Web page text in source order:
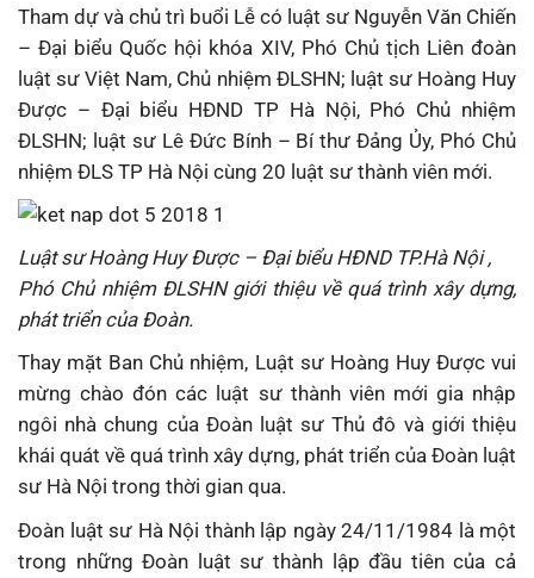
Tham dự và chủ trì buổi Lễ có luật sư Nguyễn Văn Chiến
– Đại biểu Quốc hội khóa XIV, Phó Chủ tịch Liên đoàn
luật sư Việt Nam, Chủ nhiệm ĐLSHN; luật sư Hoàng Huy
Được – Đại biểu HĐND TP Hà Nội, Phó Chủ nhiệm
ĐLSHN; luật sư Lê Đức Bính – Bí thư Đảng Ủy, Phó Chủ
nhiệm ĐLS TP Hà Nội cùng 20 luật sư thành viên mới.
Luật sư Hoàng Huy Được – Đại biểu HĐND TP.Hà Nội ,
Phó Chủ nhiệm ĐLSHN giới thiệu về quá trình xây dựng,
phát triển của Đoàn.
Thay mặt Ban Chủ nhiệm, Luật sư Hoàng Huy Được vui
mừng chào đón các luật sư thành viên mới gia nhập
ngôi nhà chung của Đoàn luật sư Thủ đô và giới thiệu
khái quát về quá trình xây dựng, phát triển của Đoàn luật
sư Hà Nội trong thời gian qua.
Đoàn luật sư Hà Nội thành lập ngày 24/11/1984 là một
trong những Đoàn luật sư thành lập đầu tiên của cả